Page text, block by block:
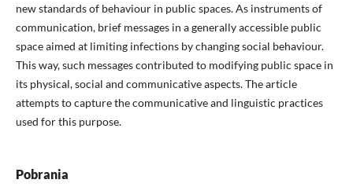
new standards of behaviour in public spaces. As instruments of
communication, brief messages in a generally accessible public
space aimed at limiting infections by changing social behaviour.
This way, such messages contributed to modifying public space in
its physical, social and communicative aspects. The article
attempts to capture the communicative and linguistic practices
used for this purpose.
Pobrania